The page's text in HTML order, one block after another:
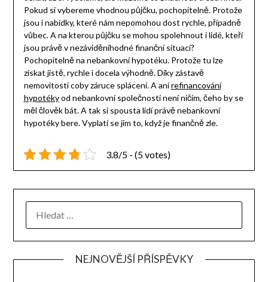
Pokud si vybereme vhodnou půjčku, pochopitelně. Protože
jsou i nabídky, které nám nepomohou dost rychle, případně
vůbec.A na kterou půjčku se mohou spolehnout i lidé, kteří
jsou právě v nezáviděníhodné finanční situaci?
Pochopitelně na nebankovní hypotéku. Protože tu lze
získat jistě, rychle i docela výhodně. Díky zástavě
nemovitosti coby záruce splácení. A anirefinancování
hypotékyod nebankovní společnosti není ničím, čeho by se
měl člověk bát. A tak si spousta lidí právě nebankovní
hypotéky bere. Vyplatí se jim to, když je finančně zle.
3.8/5 - (5 votes)
NEJNOVĚJŠÍ PŘÍSPĚVKY